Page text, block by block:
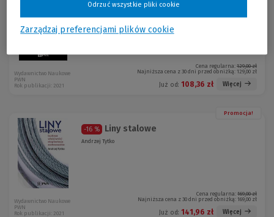
Cena regularna: 129,00 zł
Najniższa cena z 30 dni przed obniżką: 129,00 zł
Już od: 108,36 zł Więcej
Wydawnictwo Naukowe
PWN
Rok publikacji: 2021
Promocja!
-16 % Liny stalowe
Andrzej Tytko
Cena regularna: 169,00 zł
Najniższa cena z 30 dni przed obniżką: 169,00 zł
Już od: 141,96 zł Więcej
Wydawnictwo Naukowe
PWN
Rok publikacji: 2021
Zarządzaj preferencjami plików cookie
Odrzuć wszystkie pliki cookie